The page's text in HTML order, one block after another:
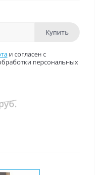
Купить
и согласен с
персональных